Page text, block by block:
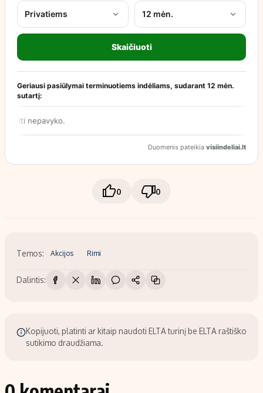
0 0
Temos: Akcijos Rimi
Dalintis:
Kopijuoti, platinti ar kitaip naudoti ELTA turinį be ELTA raštiško
sutikimo draudžiama.